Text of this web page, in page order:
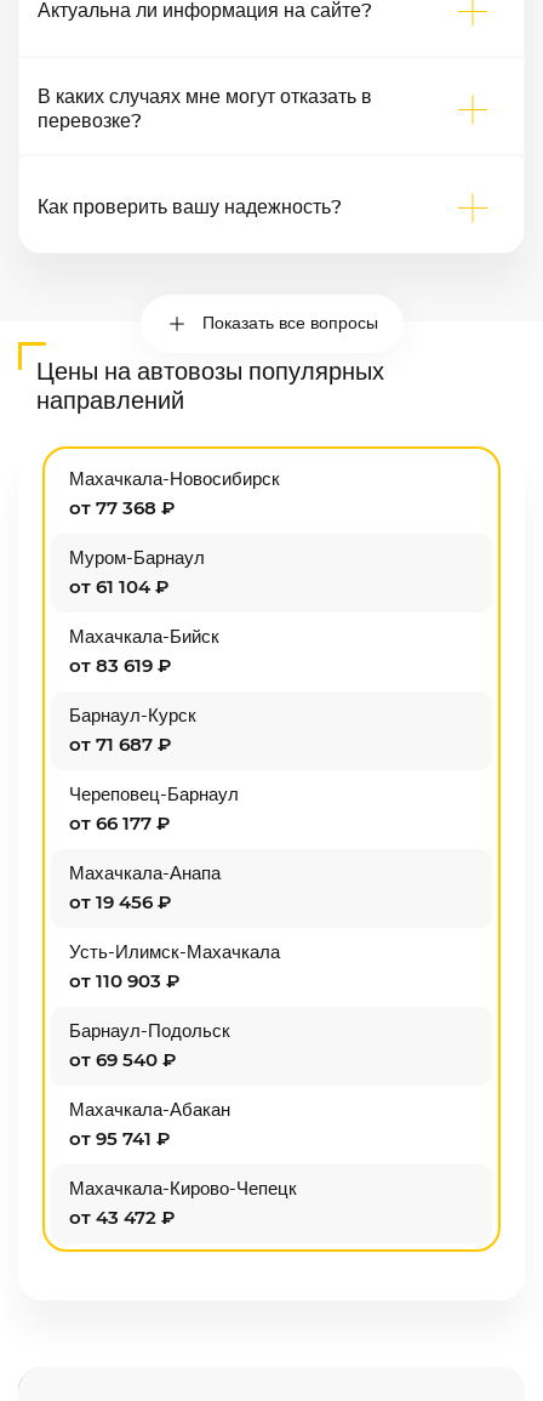
Актуальна ли информация на сайте?
В каких случаях мне могут отказать в
перевозке?
Как проверить вашу надежность?
Показать все вопросы
Цены на автовозы популярных
направлений
Махачкала-Новосибирск
от 77 368 ₽
Муром-Барнаул
от 61 104 ₽
Махачкала-Бийск
от 83 619 ₽
Барнаул-Курск
от 71 687 ₽
Череповец-Барнаул
от 66 177 ₽
Махачкала-Анапа
от 19 456 ₽
Усть-Илимск-Махачкала
от 110 903 ₽
Барнаул-Подольск
от 69 540 ₽
Махачкала-Абакан
от 95 741 ₽
Махачкала-Кирово-Чепецк
от 43 472 ₽